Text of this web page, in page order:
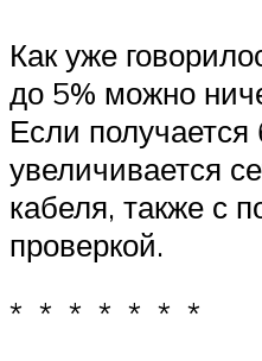
Как уже
до 5% можно
Если
увеличивается
кабеля, также с
проверкой.
* * * * * * *